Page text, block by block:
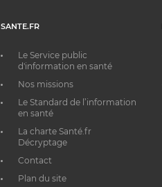
SANTE.FR
Le Service public
d'information en santé
Nos missions
Le Standard de l’information
en santé
La charte Santé.fr
Décryptage
Contact
Plan du site